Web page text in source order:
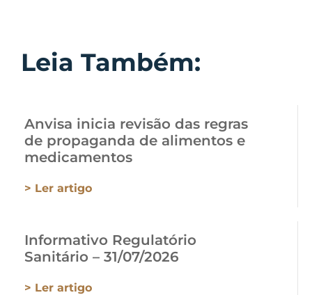
Leia Também:
Anvisa inicia revisão das regras
de propaganda de alimentos e
medicamentos
> Ler artigo
Informativo Regulatório
Sanitário – 31/07/2026
> Ler artigo